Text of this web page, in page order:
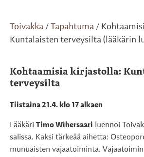
Toivakka / Tapahtuma /
Kuntalaisten terveysilta (lääkärin
Kohtaamisia kirjastolla:
terveysilta
Tiistaina 21.4. klo 17 alkaen
Lääkäri Timo Wihersaari luennoi
salissa. Kaksi tärkeää aihetta:
munuaisten vajaatoiminta.